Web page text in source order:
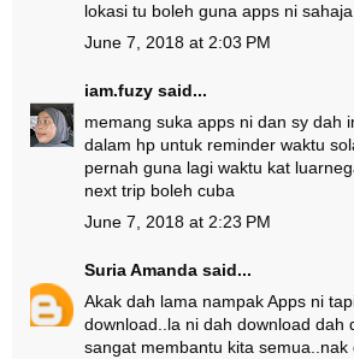
lokasi tu boleh guna apps ni
June 7, 2018 at 2:03 PM
iam.fuzy said...
memang suka apps ni dan sy dah
dalam hp untuk reminder waktu
pernah guna lagi waktu kat
next trip boleh cuba
June 7, 2018 at 2:23 PM
Suria Amanda said...
Akak dah lama nampak Apps ni
download..la ni dah download dah
sangat membantu kita semua..nak